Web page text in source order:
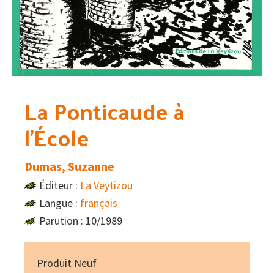
La Ponticaude à
l’École
Dumas, Suzanne
Éditeur : La Veytizou
Langue : français
Parution : 10/1989
Produit Neuf